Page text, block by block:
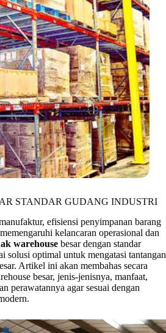
STANDAR GUDANG INDUSTRI
efisiensi penyimpanan barang
kelancaran operasional dan
warehouse besar dengan standar
solusi optimal untuk mengatasi tantangan
Artikel ini akan membahas secara
besar, jenis-jenisnya, manfaat,
perawatannya agar sesuai dengan